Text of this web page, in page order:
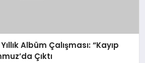
Albüm Çalışması: “Kayıp
Çıktı